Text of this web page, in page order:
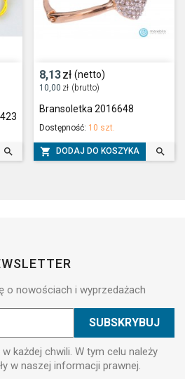

8,13zł (netto)
10,00 zł (brutto)
Bransoletka 2016648
Dostępność: 10 szt.
 DODAJ DO KOSZYKA 
o nowościach i wyprzedażach
każdej chwili. W tym celu należy
w naszej informacji prawnej.